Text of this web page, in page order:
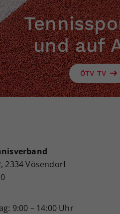
und auf
ÖTV TV
2334 Vösendorf
9:00 – 14:00 Uhr